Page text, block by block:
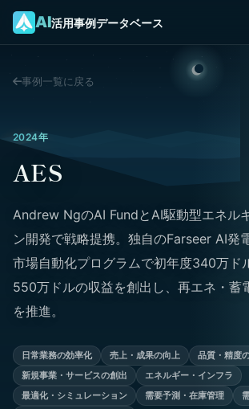
AI活用事例データベース
事例一覧に戻る
2024年
AES
Andrew NgのAI FundとAI駆動型エネル
ン開発で戦略提携。独自のFarseer AI発
市場自動化プログラムで初年度340万ド
550万ドルの収益を創出し、再エネ・蓄
を推進。
日常業務の効率化 売上・成果の向上
品質・精度
新規事業・サービスの創出
エネルギー・インフラ
最適化・シミュレーション
需要予測・在庫管理